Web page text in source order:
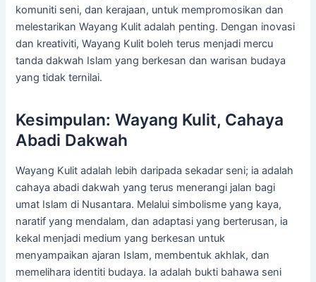
komuniti seni, dan kerajaan, untuk mempromosikan dan
melestarikan Wayang Kulit adalah penting. Dengan inovasi
dan kreativiti, Wayang Kulit boleh terus menjadi mercu
tanda dakwah Islam yang berkesan dan warisan budaya
yang tidak ternilai.
Kesimpulan: Wayang Kulit, Cahaya
Abadi Dakwah
Wayang Kulit adalah lebih daripada sekadar seni; ia adalah
cahaya abadi dakwah yang terus menerangi jalan bagi
umat Islam di Nusantara. Melalui simbolisme yang kaya,
naratif yang mendalam, dan adaptasi yang berterusan, ia
kekal menjadi medium yang berkesan untuk
menyampaikan ajaran Islam, membentuk akhlak, dan
memelihara identiti budaya. Ia adalah bukti bahawa seni